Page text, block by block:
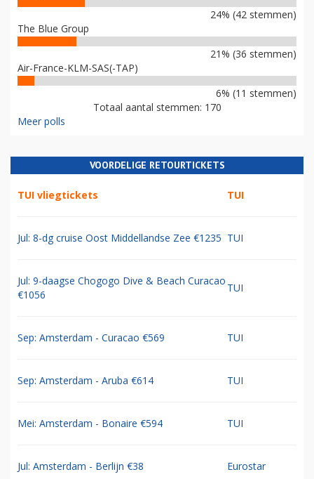
24% (42 stemmen)
The Blue Group
21% (36 stemmen)
Air-France-KLM-SAS(-TAP)
6% (11 stemmen)
Totaal aantal stemmen: 170
Meer polls
VOORDELIGE RETOURTICKETS
TUI vliegtickets TUI
Jul: 8-dg cruise Oost Middellandse Zee €1235 TUI
Jul: 9-daagse Chogogo Dive & Beach Curacao
€1056
TUI
Sep: Amsterdam - Curacao €569 TUI
Sep: Amsterdam - Aruba €614 TUI
Mei: Amsterdam - Bonaire €594 TUI
Jul: Amsterdam - Berlijn €38 Eurostar